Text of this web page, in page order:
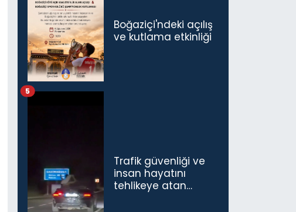
Boğaziçi'ndeki açılış
ve kutlama etkinliği
Trafik güvenliği ve
insan hayatını
tehlikeye atan
5